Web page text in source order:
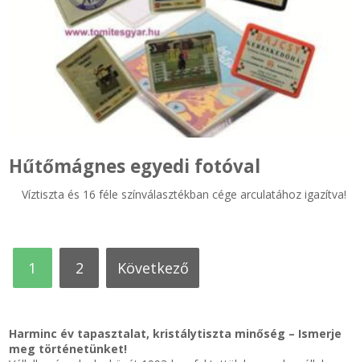
Hűtőmágnes egyedi fotóval
Víztiszta és 16 féle színválasztékban cége arculatához igazítva!
1 2 következő
Harminc év tapasztalat, kristálytiszta minőség – Ismerje
meg történetünket!